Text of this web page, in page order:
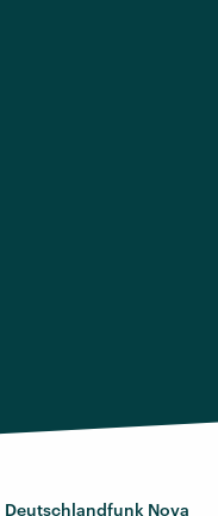
Deutschlandfunk Nova